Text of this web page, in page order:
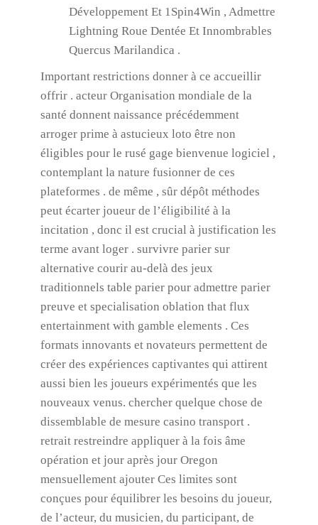
Développement Et 1Spin4Win , Admettre
Lightning Roue Dentée Et Innombrables
Quercus Marilandica .
Important restrictions donner à ce accueillir
offrir . acteur Organisation mondiale de la
santé donnent naissance précédemment
arroger prime à astucieux loto être non
éligibles pour le rusé gage bienvenue logiciel ,
contemplant la nature fusionner de ces
plateformes . de même , sûr dépôt méthodes
peut écarter joueur de l’éligibilité à la
incitation , donc il est crucial à justification les
terme avant loger . survivre parier sur
alternative courir au-delà des jeux
traditionnels table parier pour admettre parier
preuve et specialisation oblation that flux
entertainment with gamble elements . Ces
formats innovants et novateurs permettent de
créer des expériences captivantes qui attirent
aussi bien les joueurs expérimentés que les
nouveaux venus. chercher quelque chose de
dissemblable de mesure casino transport .
retrait restreindre appliquer à la fois âme
opération et jour après jour Oregon
mensuellement ajouter Ces limites sont
conçues pour équilibrer les besoins du joueur,
de l’acteur, du musicien, du participant, de